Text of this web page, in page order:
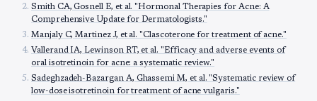
Smith CA, Gosnell E, et al. "Hormonal Therapies for Acne: A
Comprehensive Update for Dermatologists."
Manjaly C, Martinez J, et al. "Clascoterone for treatment of acne."
Vallerand IA, Lewinson RT, et al. "Efficacy and adverse events of
oral isotretinoin for acne: a systematic review."
Sadeghzadeh-Bazargan A, Ghassemi M, et al. "Systematic review of
low-dose isotretinoin for treatment of acne vulgaris."